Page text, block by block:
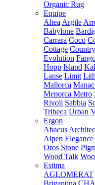
Organic Rug
Equipe
Altea Argile
Babylone
Carrara Coco
Cottage Country
Evolution
Hopp Island
Lanse Limit
Mallorca
Menorca Metro
Rivoli Sabbia
Tribeca Urban
Ergon
Abacus
Alpen
Oros Stone
Wood Talk
Estima
AGLOMERAT